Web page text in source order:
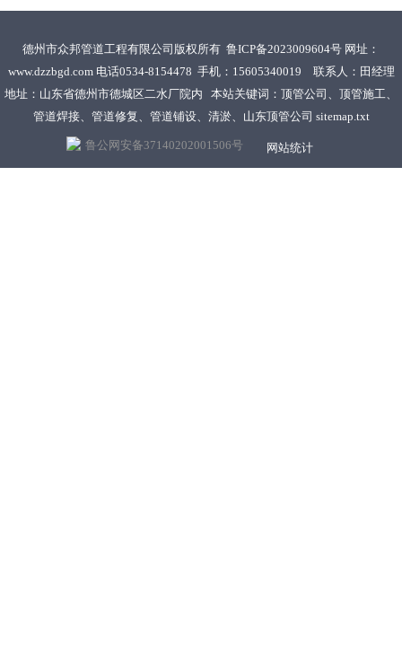
德州市众邦管道工程有限公司版权所有 鲁ICP备2023009604号 网址：
www.dzzbgd.com电话0534-8154478 手机：15605340019 联系人：田经理
地址：山东省德州市德城区二水厂院内 本站关键词：顶管公司、顶管施工、
管道焊接、管道修复、管道铺设、清淤、山东顶管公司 sitemap.txt
鲁公网安备37140202001506号 网站统计